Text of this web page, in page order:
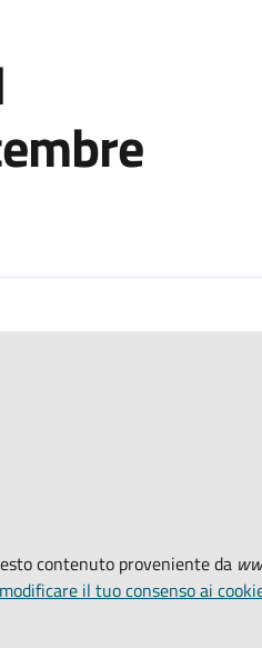
contenuto proveniente da
modificare il tuo consenso ai